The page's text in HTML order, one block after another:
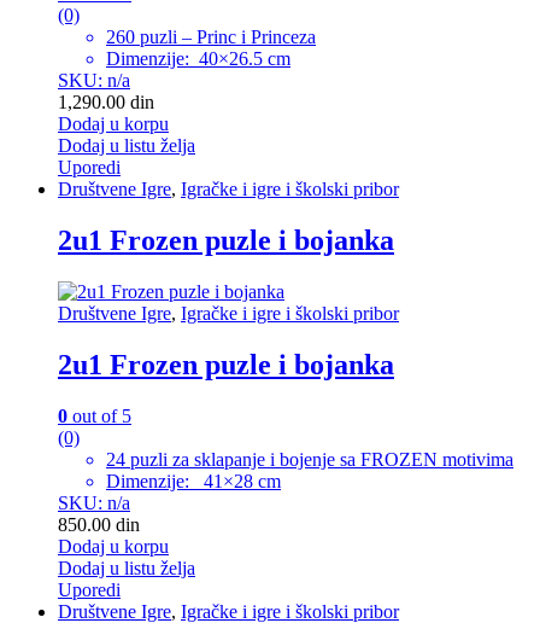
(0)
260 puzli – Princ i Princeza
Dimenzije: 40×26.5 cm
SKU: n/a
1,290.00 din
Dodaj u korpu
Dodaj u listu želja
Uporedi
Društvene Igre, Igračke i igre i školski pribor
2u1 Frozen puzle i bojanka
Društvene Igre, Igračke i igre i školski pribor
2u1 Frozen puzle i bojanka
0 out of 5
(0)
24 puzli za sklapanje i bojenje sa FROZEN motivima
Dimenzije: 41×28 cm
SKU: n/a
850.00 din
Dodaj u korpu
Dodaj u listu želja
Uporedi
Društvene Igre, Igračke i igre i školski pribor